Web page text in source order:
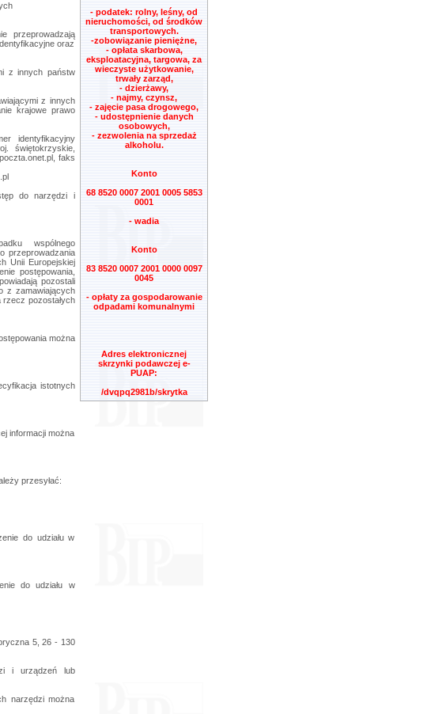
przeprowadzają
oraz
z innych państw
z innych
krajowe prawo
identyfikacyjny
świętokrzyskie,
, faks
do narzędzi i
wspólnego
przeprowadzania
Unii Europejskiej
postępowania,
pozostali
z zamawiających
rzecz pozostałych
można
istotnych
informacji można
przesyłać:
do udziału w
do udziału w
5, 26 - 130
i urządzeń lub
narzędzi można
- podatek: rolny, leśny, od
nieruchomości, od środków
transportowych.
-zobowiązanie pieniężne,
- opłata skarbowa,
eksploatacyjna, targowa, za
wieczyste użytkowanie,
trwały zarząd,
- dzierżawy,
- najmy, czynsz,
- zajęcie pasa drogowego,
- udostępnienie danych
osobowych,
- zezwolenia na sprzedaż
alkoholu.
Konto
68 8520 0007 2001 0005 5853
0001
- wadia
Konto
83 8520 0007 2001 0000 0097
0045
- opłaty za gospodarowanie
odpadami komunalnymi
Adres elektronicznej
skrzynki podawczej e-
PUAP:
/dvqpq2981b/skrytka